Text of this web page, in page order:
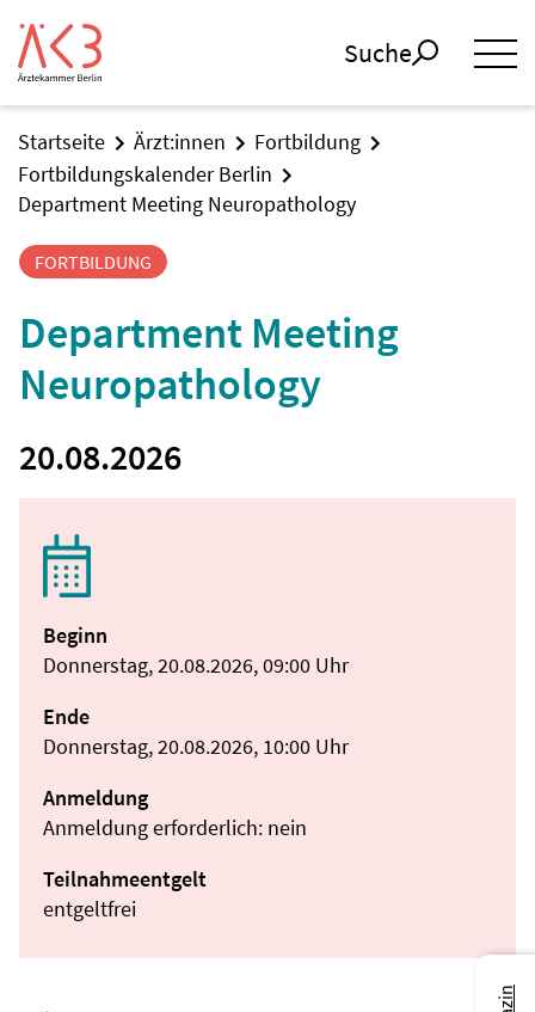
Suche
Startseite Ärzt:innen
Fortbildung
Fortbildungskalender Berlin
Department Meeting Neuropathology
FORTBILDUNG
Department Meeting
Neuropathology
20.08.2026
Beginn
Donnerstag, 20.08.2026, 09:00 Uhr
Ende
Donnerstag, 20.08.2026, 10:00 Uhr
Anmeldung
Anmeldung erforderlich: nein
Teilnahmeentgelt
entgeltfrei